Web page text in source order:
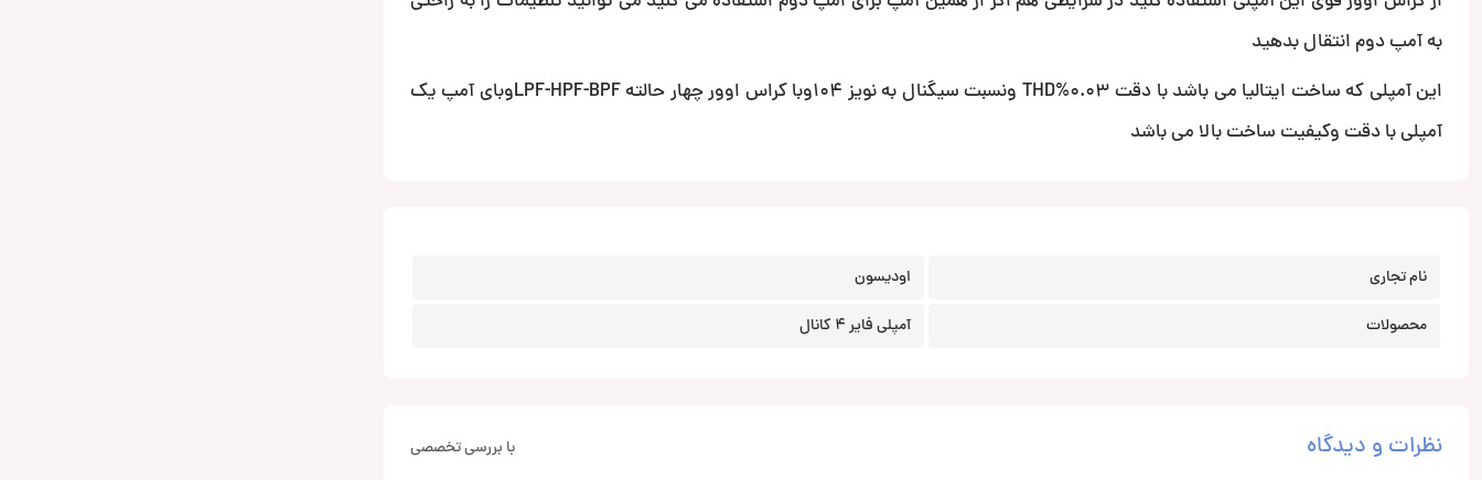
به آمپ دوم انتقال بدهید
این آمپلی که ساخت ایتالیا می باشد با دقت 0.03%THD ونسبت سیگنال به نویز 104وبا کراس اوور چهار حالته LPF-HPF-BPFوبای آمپ یک
آمپلی با دقت وکیفیت ساخت بالا می باشد
نام تجاری اودیسون
محصولات آمپلی فایر 4 کانال
نظرات و دیدگاه با بررسی تخصصی